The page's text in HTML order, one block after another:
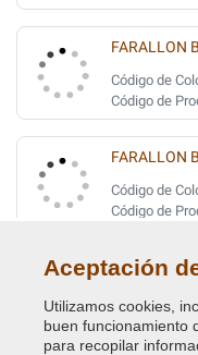
FARALLON
Código de
Código de
FARALLON
Código de
Código de
FIRENZA
Código de
Código de
Aceptación
Utilizamos cookies,
buen funcionamiento
para recopilar